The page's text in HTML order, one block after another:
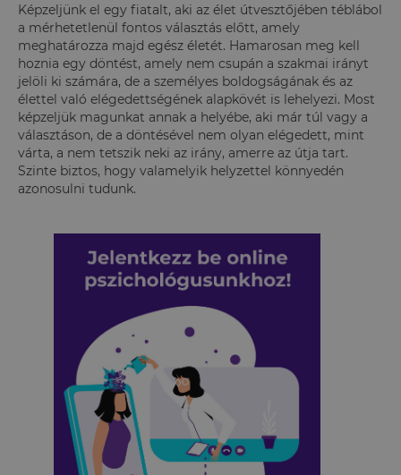
Képzeljünk el egy fiatalt, aki az élet útvesztőjében téblábol
a mérhetetlenül fontos választás előtt, amely
meghatározza majd egész életét. Hamarosan meg kell
hoznia egy döntést, amely nem csupán a szakmai irányt
jelöli ki számára, de a személyes boldogságának és az
élettel való elégedettségének alapkövét is lehelyezi. Most
képzeljük magunkat annak a helyébe, aki már túl vagy a
választáson, de a döntésével nem olyan elégedett, mint
várta, a nem tetszik neki az irány, amerre az útja tart.
Szinte biztos, hogy valamelyik helyzettel könnyedén
azonosulni tudunk.